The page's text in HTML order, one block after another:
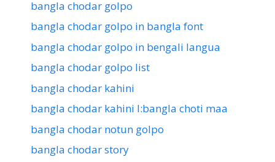
bangla chodar golpo
bangla chodar golpo in bangla font
bangla chodar golpo in bengali langua
bangla chodar golpo list
bangla chodar kahini
bangla chodar kahini l:bangla choti maa
bangla chodar notun golpo
bangla chodar story